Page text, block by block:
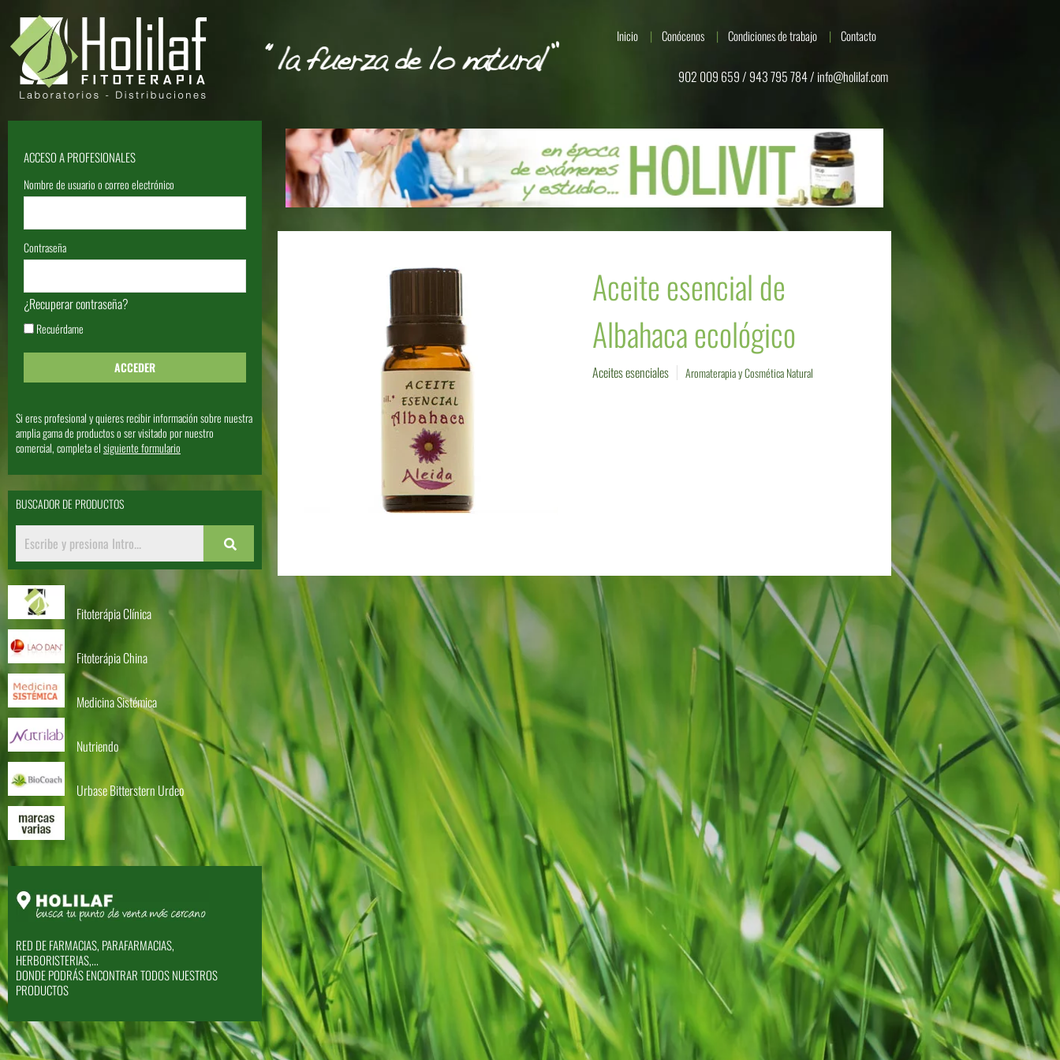
Inicio Conócenos Condiciones de trabajo Contacto
902 009 659 / 943 795 784 / info@holilaf.com
ACCESO A PROFESIONALES
Nombre de usuario o correo electrónico
Contraseña
¿Recuperar contraseña?
Recuérdame
Si eres profesional y quieres recibir información sobre nuestra
amplia gama de productos o ser visitado por nuestro
comercial, completa elsiguiente formulario
BUSCADOR DE PRODUCTOS
Fitoterápia Clínica
Fitoterápia China
Medicina Sistémica
Nutriendo
Urbase Bitterstern Urdeo
RED DE FARMACIAS, PARAFARMACIAS,
HERBORISTERIAS,...
DONDE PODRÁS ENCONTRAR TODOS NUESTROS
PRODUCTOS
Aceite esencial de
Albahaca ecológico
Aceites esenciales Aromaterapia y Cosmética Natural